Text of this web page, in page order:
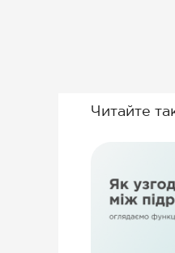
Читайте